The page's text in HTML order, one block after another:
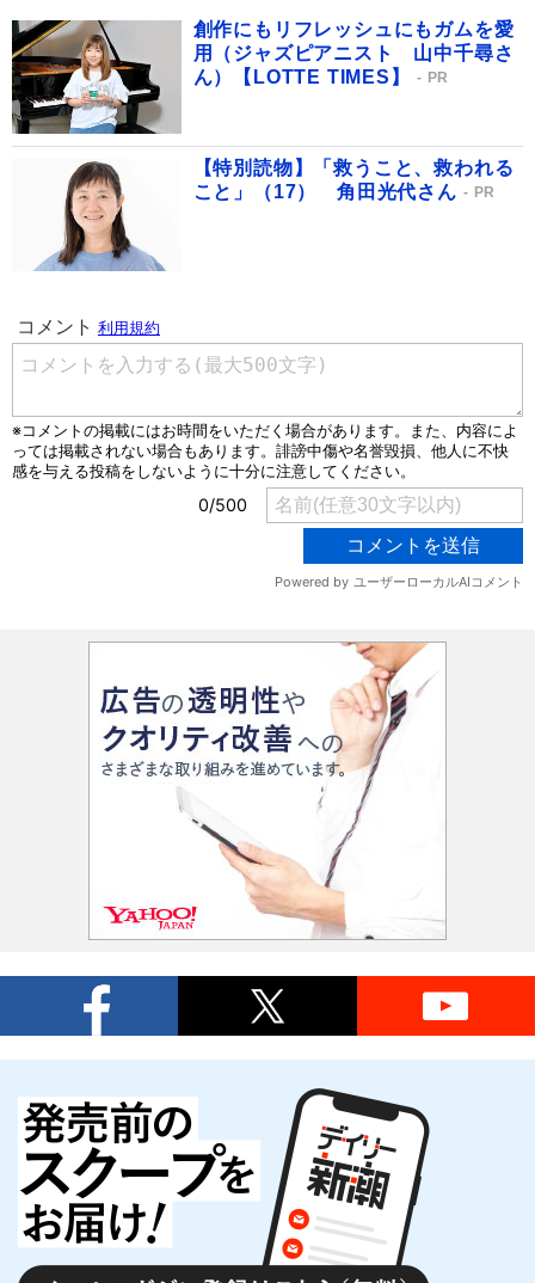
創作にもリフレッシュにもガムを愛
用（ジャズピアニスト 山中千尋さ
ん）【LOTTE TIMES】
PR
【特別読物】「救うこと、救われる
こと」（17） 角田光代さん
PR